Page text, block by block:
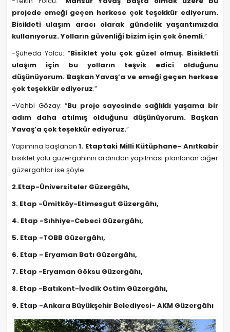
projede emeği geçen herkese çok teşekkür ediyorum.
Bisikleti ulaşım aracı olarak gündelik yaşantımızda
kullanıyoruz. Yolların güvenliği bizim için çok önemli.”
-Şüheda Yolcu: “Bisiklet yolu çok güzel olmuş. Bisikletli
ulaşım için bu yolların teşvik edici olduğunu
düşünüyorum. Başkan Yavaş’a ve emeği geçen herkese
çok teşekkür ediyoruz.”
-Vehbi Gözay: “Bu proje sayesinde sağlıklı yaşama bir
adım daha atılmış olduğunu düşünüyorum. Başkan
Yavaş’a çok teşekkür ediyoruz.”
Yapımına başlanan1. Etaptaki Milli Kütüphane- Anıtkabir
bisiklet yolu güzergahının ardından yapılması planlanan diğer
güzergahlar ise şöyle:
2.Etap-Üniversiteler Güzergâhı,
3. Etap -Ümitköy-Etimesgut Güzergâhı,
4. Etap -Sıhhiye-Cebeci Güzergâhı,
5. Etap -TOBB Güzergâhı,
6. Etap - Eryaman Batı Güzergâhı,
7. Etap -Eryaman Göksu Güzergâhı,
8. Etap -Batıkent-İvedik Ostim Güzergâhı,
9. Etap -Ankara Büyükşehir Belediyesi- AKM Güzergâhı